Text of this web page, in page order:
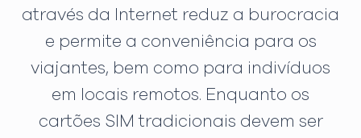
através da Internet reduz a burocracia
e permite a conveniência para os
viajantes, bem como para indivíduos
em locais remotos. Enquanto os
cartões SIM tradicionais devem ser